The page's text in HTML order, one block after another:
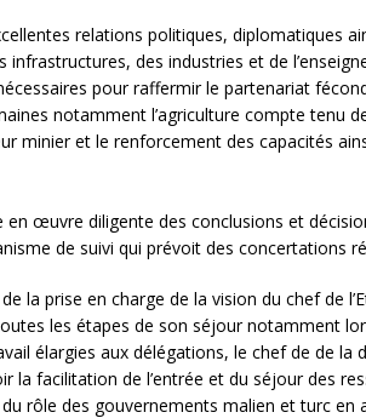
relations politiques, diplomatiques
infrastructures, des industries et de
pour raffermir le partenariat
notamment l’agriculture compte tenu
minier et le renforcement des capacités
en œuvre diligente des conclusions et
de suivi qui prévoit des concertations
la prise en charge de la vision du chef de
les étapes de son séjour notamment
élargies aux délégations, le chef de de
la facilitation de l’entrée et du séjour des
rôle des gouvernements malien et turc en